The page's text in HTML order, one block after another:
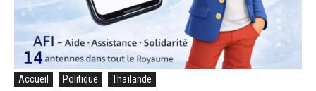
Accueil Politique Thaïlande